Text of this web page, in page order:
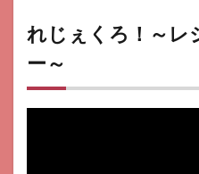
れじぇくろ！～レ
ー～